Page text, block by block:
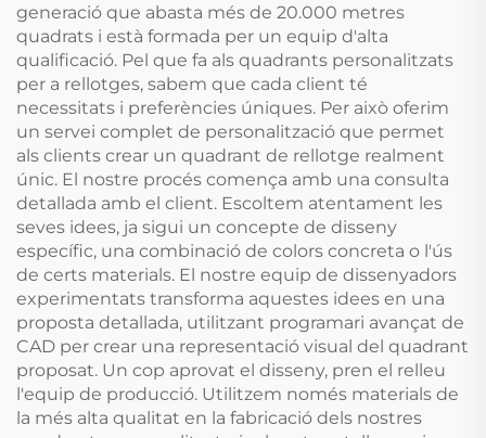
generació que abasta més de 20.000 metres
quadrats i està formada per un equip d'alta
qualificació. Pel que fa als quadrants personalitzats
per a rellotges, sabem que cada client té
necessitats i preferències úniques. Per això oferim
un servei complet de personalització que permet
als clients crear un quadrant de rellotge realment
únic. El nostre procés comença amb una consulta
detallada amb el client. Escoltem atentament les
seves idees, ja sigui un concepte de disseny
específic, una combinació de colors concreta o l'ús
de certs materials. El nostre equip de dissenyadors
experimentats transforma aquestes idees en una
proposta detallada, utilitzant programari avançat de
CAD per crear una representació visual del quadrant
proposat. Un cop aprovat el disseny, pren el relleu
l'equip de producció. Utilitzem només materials de
la més alta qualitat en la fabricació dels nostres